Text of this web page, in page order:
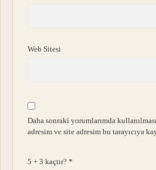
Web Sitesi
Daha sonraki yorumlarımda
adresim ve site adresim bu tarayıcıya
5 + 3 kaçtır?*